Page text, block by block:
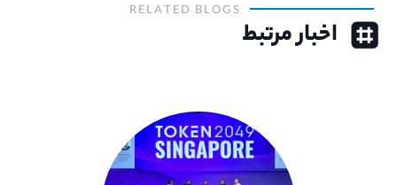
RELATED BLOGS
اخبار مرتبط